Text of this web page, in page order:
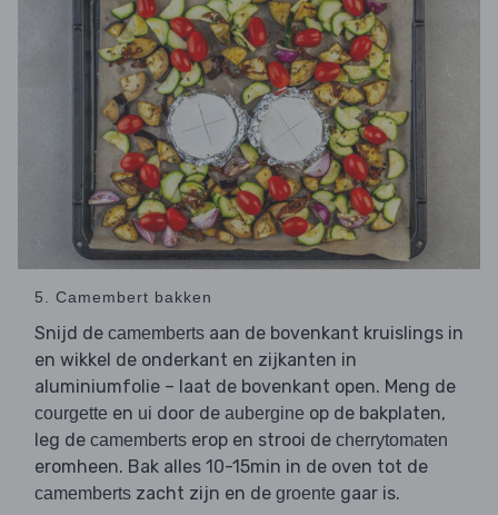
5. Camembert bakken
Snijd de camemberts aan de bovenkant kruislings in
en wikkel de onderkant en zijkanten in
aluminiumfolie – laat de bovenkant open. Meng de
courgette en ui door de aubergine op de bakplaten,
leg de camemberts erop en strooi de cherrytomaten
eromheen. Bak alles 10-15min in de oven tot de
camemberts zacht zijn en de groente gaar is.